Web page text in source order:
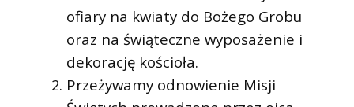
ofiary na kwiaty do Bożego Grobu
oraz na świąteczne wyposażenie i
dekorację kościoła.
Przeżywamy odnowienie Misji